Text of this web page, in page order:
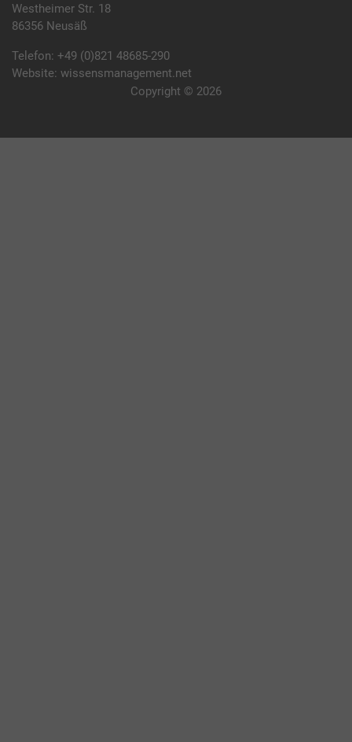
Westheimer Str. 18
86356 Neusäß
Telefon: +49 (0)821 48685-290
Website: wissensmanagement.net
Copyright © 2026